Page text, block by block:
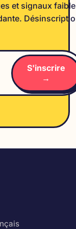
et signaux
S'inscrire
→